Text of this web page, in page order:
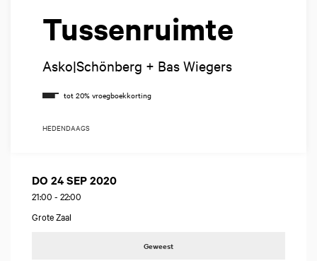
Tussenruimte
Asko|Schönberg + Bas Wiegers
HEDENDAAGS
DO 24 SEP 2020
21:00 - 22:00
Grote Zaal
Geweest